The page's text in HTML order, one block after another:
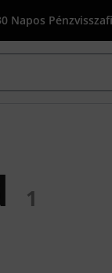
Napos
1